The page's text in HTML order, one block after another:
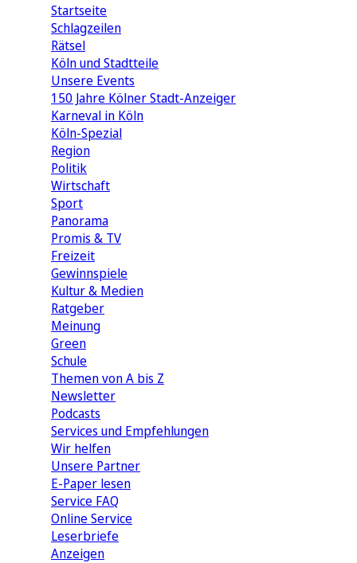
Startseite
Schlagzeilen
Rätsel
Köln und Stadtteile
Unsere Events
150 Jahre Kölner Stadt-Anzeiger
Karneval in Köln
Köln-Spezial
Region
Politik
Wirtschaft
Sport
Panorama
Promis & TV
Freizeit
Gewinnspiele
Kultur & Medien
Ratgeber
Meinung
Green
Schule
Themen von A bis Z
Newsletter
Podcasts
Services und Empfehlungen
Wir helfen
Unsere Partner
E-Paper lesen
Service FAQ
Online Service
Leserbriefe
Anzeigen